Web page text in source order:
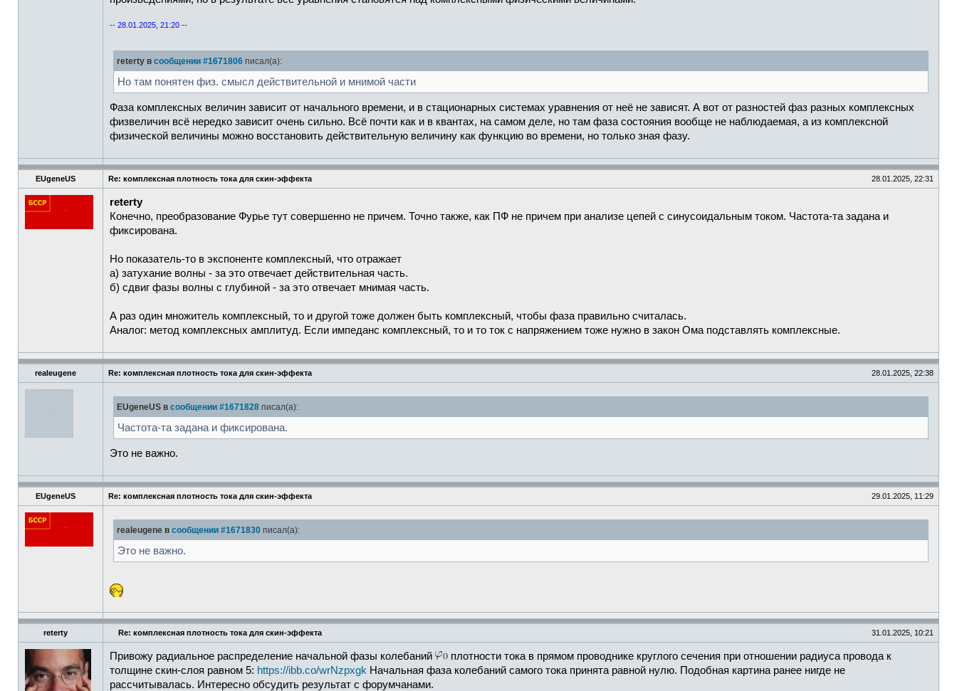
-- 28.01.2025, 21:20 --
reterty в сообщении #1671806 писал(а):
Но там понятен физ. смысл действительной и мнимой части
Фаза комплексных величин зависит от начального времени, и в стационарных системах уравнения от неё не зависят. А вот от разностей фаз разных комплексных
физвеличин всё нередко зависит очень сильно. Всё почти как и в квантах, на самом деле, но там фаза состояния вообще не наблюдаемая, а из комплексной
физической величины можно восстановить действительную величину как функцию во времени, но только зная фазу.
EUgeneUS Re: комплексная плотность тока для скин-эффекта 28.01.2025, 22:31
reterty
Конечно, преобразование Фурье тут совершенно не причем. Точно также, как ПФ не причем при анализе цепей с синусоидальным током. Частота-та задана и
фиксирована.
Но показатель-то в экспоненте комплексный, что отражает
а) затухание волны - за это отвечает действительная часть.
б) сдвиг фазы волны с глубиной - за это отвечает мнимая часть.
А раз один множитель комплексный, то и другой тоже должен быть комплексный, чтобы фаза правильно считалась.
Аналог: метод комплексных амплитуд. Если импеданс комплексный, то и то ток с напряжением тоже нужно в закон Ома подставлять комплексные.
realeugene Re: комплексная плотность тока для скин-эффекта 28.01.2025, 22:38
EUgeneUS в сообщении #1671828 писал(а):
Частота-та задана и фиксирована.
Это не важно.
EUgeneUS Re: комплексная плотность тока для скин-эффекта 29.01.2025, 11:29
realeugene в сообщении #1671830 писал(а):
Это не важно.
reterty Re: комплексная плотность тока для скин-эффекта 31.01.2025, 10:21
Привожу радиальное распределение начальной фазы колебаний
плотности тока в прямом проводнике круглого сечения при отношении радиуса провода к
толщине скин-слоя равном 5: https://ibb.co/wrNzpxgk Начальная фаза колебаний самого тока принята равной нулю. Подобная картина ранее нигде не
рассчитывалась. Интересно обсудить результат с форумчанами.